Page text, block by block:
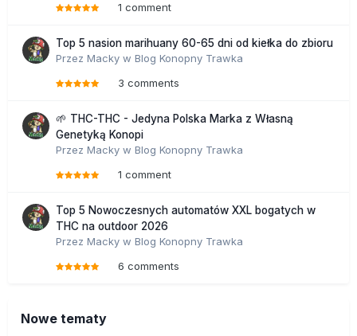
1 comment
Top 5 nasion marihuany 60-65 dni od kiełka do zbioru
Przez Macky w Blog Konopny Trawka
3 comments
🌱 THC-THC - Jedyna Polska Marka z Własną
Genetyką Konopi
Przez Macky w Blog Konopny Trawka
1 comment
Top 5 Nowoczesnych automatów XXL bogatych w
THC na outdoor 2026
Przez Macky w Blog Konopny Trawka
6 comments
Nowe tematy